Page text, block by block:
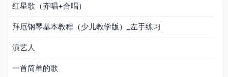
红星歌（齐唱+合唱）
拜厄钢琴基本教程（少儿教学版）_左手练习
演艺人
一首简单的歌